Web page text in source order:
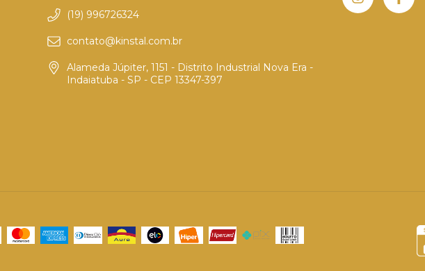
(19) 996726324
contato@kinstal.com.br
Alameda Júpiter, 1151 - Distrito Industrial Nova Era -
Indaiatuba - SP - CEP 13347-397